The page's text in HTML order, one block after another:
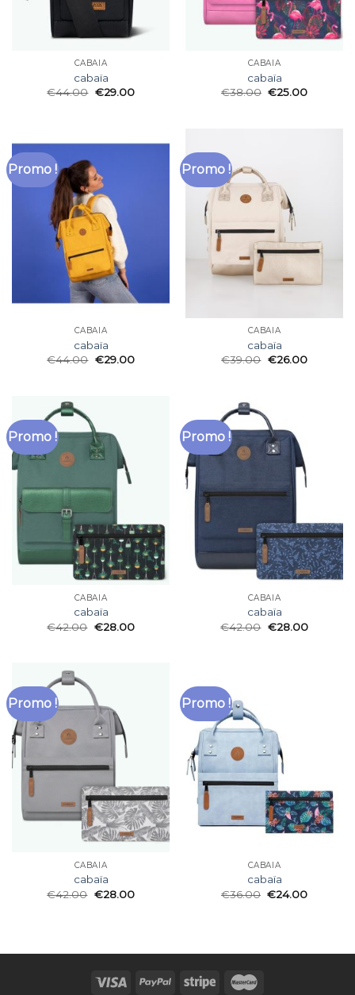
CABAÏA
cabaïa
€44.00 €29.00
CABAÏA
cabaïa
€38.00 €25.00
Promo !
CABAÏA
cabaïa
€44.00 €29.00
Promo !
CABAÏA
cabaïa
€39.00 €26.00
Promo !
CABAÏA
cabaïa
€42.00 €28.00
Promo !
CABAÏA
cabaïa
€42.00 €28.00
Promo !
CABAÏA
cabaïa
€42.00 €28.00
Promo !
CABAÏA
cabaïa
€36.00 €24.00